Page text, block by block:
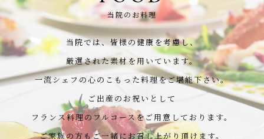
当院のお料理
当院では、皆様の健康を考慮し、
厳選された素材を用いています。
一流シェフの心のこもった料理をご堪能下さい。
ご出産のお祝いとして
フランス料理のフルコースをご用意しております。
ご家族の方もご一緒にお召し上がり頂けます。